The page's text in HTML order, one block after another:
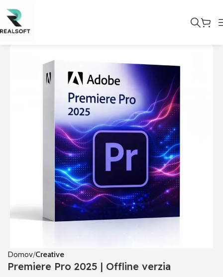
Domov Creative
Premiere Pro 2025 | Offline verzia